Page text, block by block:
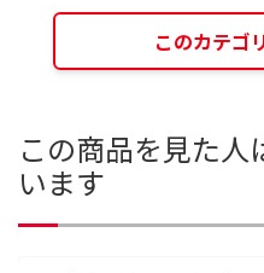
このカテゴ
この商品を見た人
います